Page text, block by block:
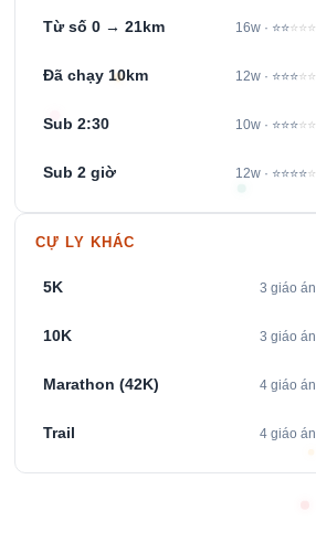
Từ số 0 → 21km 16w · ⭐⭐⭐⭐⭐
Đã chạy 10km 12w · ⭐⭐⭐⭐⭐
Sub 2:30 10w · ⭐⭐⭐⭐⭐
Sub 2 giờ 12w · ⭐⭐⭐⭐⭐
CỰ LY KHÁC
5K 3 giáo án
10K 3 giáo án
Marathon (42K) 4 giáo án
Trail 4 giáo án